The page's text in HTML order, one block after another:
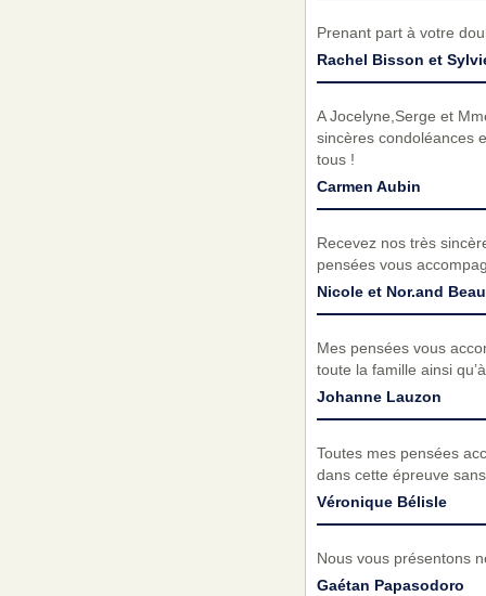
Prenant part à votre
Rachel Bisson et
A Jocelyne,Serge et
sincères condoléances
tous !
Carmen Aubin
Recevez nos très
pensées vous
Nicole et Nor.and
Mes pensées vous
toute la famille ainsi
Johanne Lauzon
Toutes mes pensées
dans cette épreuve
Véronique Bélisle
Nous vous présentons
Gaétan Papasodoro